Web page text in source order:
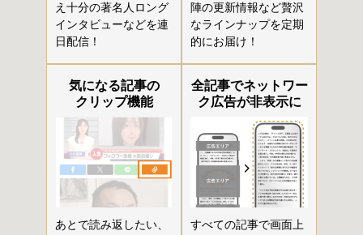
え十分の著名人ロング
インタビューなどを連
日配信！
陣の更新情報など贅沢
なラインナップを定期
的にお届け！
気になる記事の
クリップ機能
あとで読み返したい、
全記事でネットワー
ク広告が非表示に
すべての記事で画面上